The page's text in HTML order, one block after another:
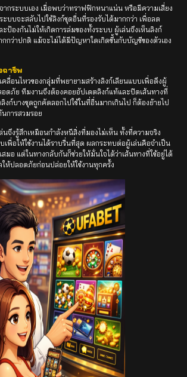
ากระบบเอง เมื่อพบว่าทราฟฟิกหนาแน่น หรือมีความเสี่ยง
บบจะสลับไปใช้ลิงก์ชุดอื่นที่รองรับได้มากกว่า เพื่อลด
ะป้องกันไม่ให้เกิดการล่มของทั้งระบบ ผู้เล่นจึงเห็นลิงก์
กกว่าปกติ แม้จะไม่ได้มีปัญหาใดเกิดขึ้นกับบัญชีของตัวเอง
ฉาชีพ
ลื่อนไหวของกลุ่มที่พยายามสร้างลิงก์เลียนแบบเพื่อดึงผู้
อดภัย ทีมงานจึงต้องคอยอัปเดตลิงก์แท้และปิดเส้นทางที่
งก์บางชุดถูกคัดลอกไปใช้ในที่อื่นมากเกินไป ก็ต้องย้ายไป
นการสวมรอย
นจึงรู้สึกเหมือนกำลังหนีสิ่งที่มองไม่เห็น ทั้งที่ความจริง
เพื่อให้ใช้งานได้ราบรื่นที่สุด ผลกระทบต่อผู้เล่นคือจำเป็น
สมอ แต่ในทางกลับกันก็ช่วยให้มั่นใจได้ว่าเส้นทางที่ใช้อยู่ได้
ห้ปลอดภัยก่อนปล่อยให้ใช้งานทุกครั้ง